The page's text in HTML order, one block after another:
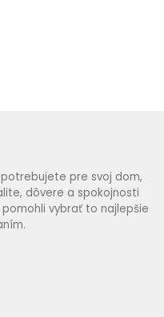
pre svoj dom,
dôvere a spokojnosti
vybrať to najlepšie